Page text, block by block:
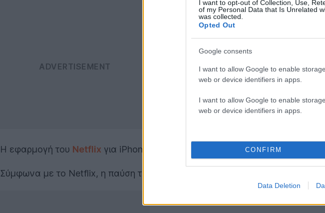
I want to opt-out of Collection, Use,
of my Personal Data that Is Unrelated
was collected.
Opted Out
Google consents
I want to allow Google to enable
web or device identifiers in apps.
I want to allow Google to enable
web or device identifiers in apps.
CONFIRM
Data Deletion
Η εφαρμογή του Netflix για iPhone / iPad σταμάτησε να υποστηρίζει το
Σύμφωνα με το Netflix, η παύση της υποστήριξης της λειτουργίας AirPlay